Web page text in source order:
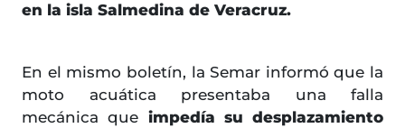
en la isla Salmedina de Veracruz.
En el mismo boletín, la Semar informó que la
moto acuática presentaba una falla
mecánica que impedía su desplazamiento